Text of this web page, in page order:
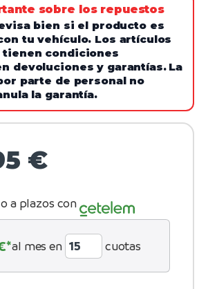
sobre los repuestos
bien si el producto es
tu vehículo. Los artículos
tienen condiciones
devoluciones y garantías. La
parte de personal no
la garantía.
€
a plazos con
al mes en cuotas